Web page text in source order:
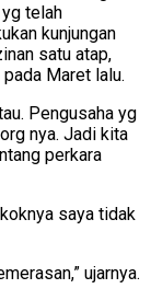
telah
kunjungan
satu atap,
Maret lalu.
Pengusaha yg
nya. Jadi kita
perkara
saya tidak
ujarnya.